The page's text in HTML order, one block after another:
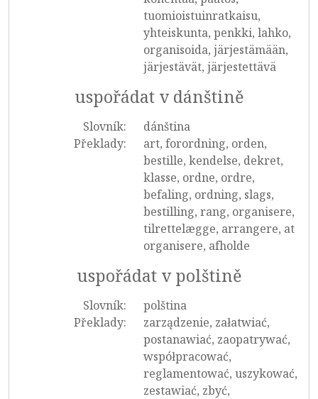
tuomioistuinratkaisu,
yhteiskunta, penkki, lahko,
organisoida, järjestämään,
järjestävät, järjestettävä
uspořádat v dánštině
Slovník:
dánština
Překlady:
art, forordning, orden,
bestille, kendelse, dekret,
klasse, ordne, ordre,
befaling, ordning, slags,
bestilling, rang, organisere,
tilrettelægge, arrangere, at
organisere, afholde
uspořádat v polštině
Slovník:
polština
Překlady:
zarządzenie, załatwiać,
postanawiać, zaopatrywać,
współpracować,
reglamentować, uszykować,
zestawiać, zbyć,